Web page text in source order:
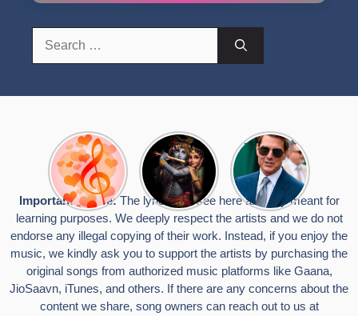
Top 10
Romantic
Hindi
Songs
Lyrics That
Touch the
Heart
Radha
Krishna
Songs to
Celebrate
Janmashtami
टॉम क्रूज ने
फिर उठाया जान
का खतरा, प्लेन
से लटककर
किया स्टंट,
वायरल हुईं
तस्वीरें
Important Notice:The lyrics you see here are only meant for
learning purposes. We deeply respect the artists and we do not
endorse any illegal copying of their work. Instead, if you enjoy the
music, we kindly ask you to support the artists by purchasing the
original songs from authorized music platforms like Gaana,
JioSaavn, iTunes, and others. If there are any concerns about the
content we share, song owners can reach out to us at